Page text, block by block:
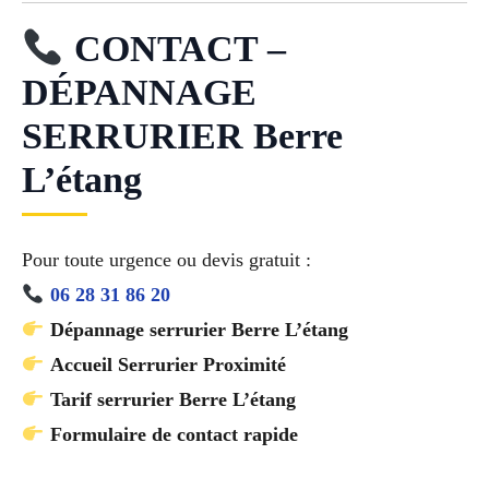
CONTACT –
DÉPANNAGE
SERRURIER Berre
L’étang
Pour toute urgence ou devis gratuit :
06 28 31 86 20
Dépannage serrurier Berre L’étang
Accueil Serrurier Proximité
Tarif serrurier Berre L’étang
Formulaire de contact rapide